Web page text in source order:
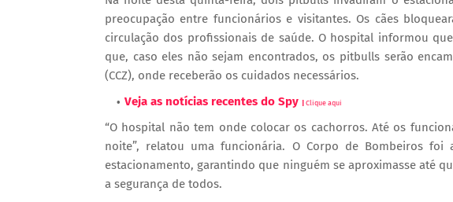
preocupação entre funcionários e visitantes. Os cães
circulação dos profissionais de saúde. O hospital informou
que, caso eles não sejam encontrados, os pitbulls serão
(CCZ), onde receberão os cuidados necessários.
Veja as notícias recentes do Spy
Clique aqui
“O hospital não tem onde colocar os cachorros. Até os
noite”, relatou uma funcionária. O Corpo de Bombeiros
estacionamento, garantindo que ninguém se aproximasse até
a segurança de todos.